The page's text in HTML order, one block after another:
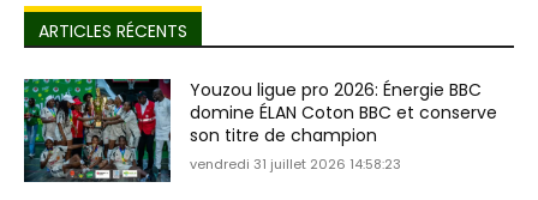
ARTICLES RÉCENTS
Youzou ligue pro 2026: Énergie BBC
domine ÉLAN Coton BBC et conserve
son titre de champion
vendredi 31 juillet 2026 14:58:23